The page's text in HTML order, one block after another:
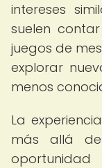
intereses
suelen
juegos de
explorar
menos
La
más allá